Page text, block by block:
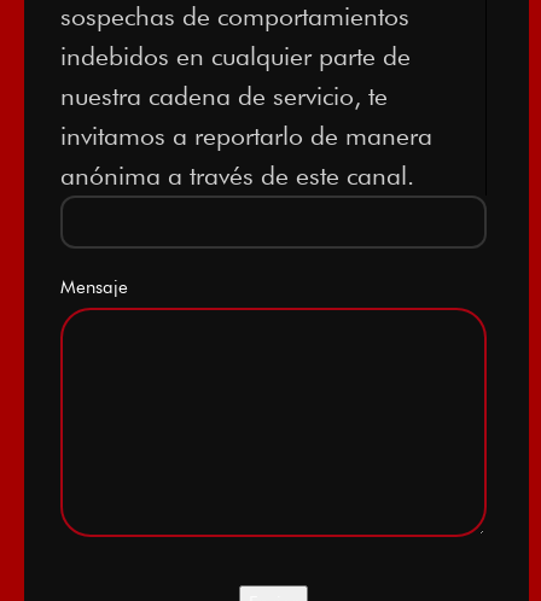
sospechas de comportamientos
indebidos en cualquier parte de
nuestra cadena de servicio, te
invitamos a reportarlo de manera
anónima a través de este canal.
Mensaje